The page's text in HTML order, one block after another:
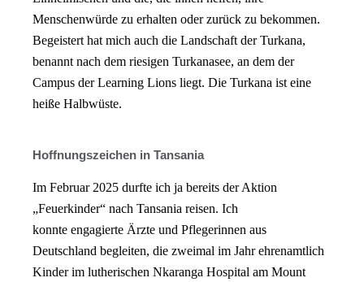
Menschenwürde zu erhalten oder zurück zu bekommen.
Begeistert hat mich auch die Landschaft der Turkana,
benannt nach dem riesigen Turkanasee, an dem der
Campus der Learning Lions liegt. Die Turkana ist eine
heiße Halbwüste.
Hoffnungszeichen in Tansania
Im Februar 2025 durfte ich ja bereits der Aktion
„Feuerkinder“ nach Tansania reisen. Ich
konnte engagierte Ärzte und Pflegerinnen aus
Deutschland begleiten, die zweimal im Jahr ehrenamtlich
Kinder im lutherischen Nkaranga Hospital am Mount